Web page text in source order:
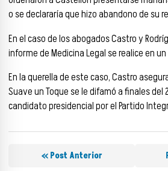
o se declararía que hizo abandono de su
En el caso de los abogados Castro y
informe de Medicina Legal se realice en
En la querella de este caso, Castro
Suave un Toque se le difamó a finales del
candidato presidencial por el Partido
« Post Anterior